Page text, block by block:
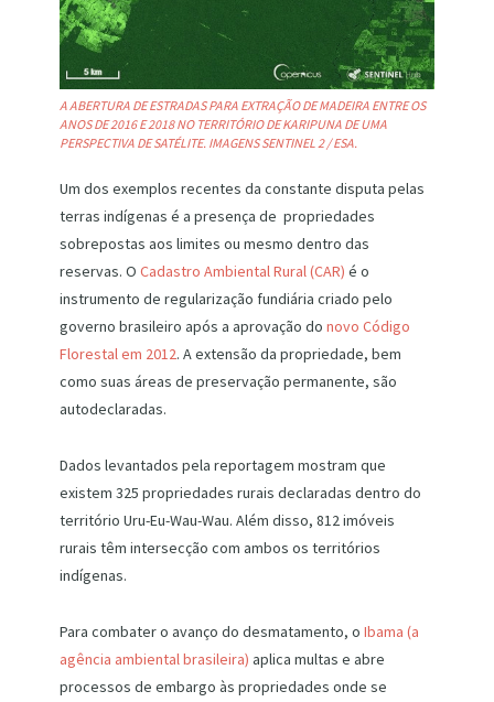
A ABERTURA DE ESTRADAS PARA EXTRAÇÃO DE MADEIRA ENTRE OS
ANOS DE 2016 E 2018 NO TERRITÓRIO DE KARIPUNA DE UMA
PERSPECTIVA DE SATÉLITE. IMAGENS SENTINEL 2 / ESA.
Um dos exemplos recentes da constante disputa pelas
terras indígenas é a presença de propriedades
sobrepostas aos limites ou mesmo dentro das
reservas. O Cadastro Ambiental Rural (CAR) é o
instrumento de regularização fundiária criado pelo
governo brasileiro após a aprovação do novo Código
Florestal em 2012. A extensão da propriedade, bem
como suas áreas de preservação permanente, são
autodeclaradas.
Dados levantados pela reportagem mostram que
existem 325 propriedades rurais declaradas dentro do
território Uru-Eu-Wau-Wau. Além disso, 812 imóveis
rurais têm intersecção com ambos os territórios
indígenas.
Para combater o avanço do desmatamento, o Ibama (a
agência ambiental brasileira) aplica multas e abre
processos de embargo às propriedades onde se